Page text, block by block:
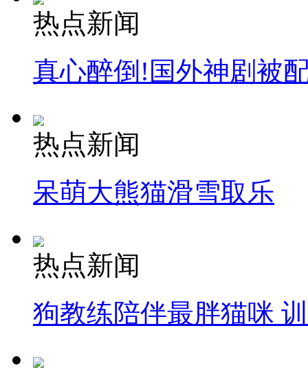
热点新闻
真心醉倒!国外神剧被
热点新闻
呆萌大熊猫滑雪取乐
热点新闻
狗教练陪伴最胖猫咪